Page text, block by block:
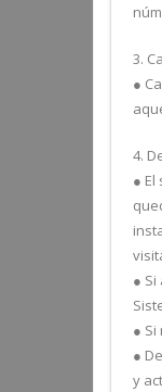
3.
●
4.
●
●
●
●
y